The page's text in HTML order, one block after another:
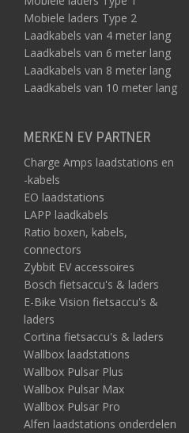
Mobiele laders Type 2
Laadkabels van 4 meter lang
Laadkabels van 6 meter lang
Laadkabels van 8 meter lang
Laadkabels van 10 meter lang
MERKEN EV PARTNER
Charge Amps laadstations en
-kabels
EO laadstations
LAPP laadkabels
Ratio boxen, kabels,
connectors
Zybbit EV accessoires
Bosch fietsaccu's & laders
E-Bike Vision fietsaccu's &
laders
Cortina fietsaccu's & laders
Wallbox laadstations
Wallbox Pulsar Plus
Wallbox Pulsar Max
Wallbox Pulsar Pro
Alfen laadstations onderdelen